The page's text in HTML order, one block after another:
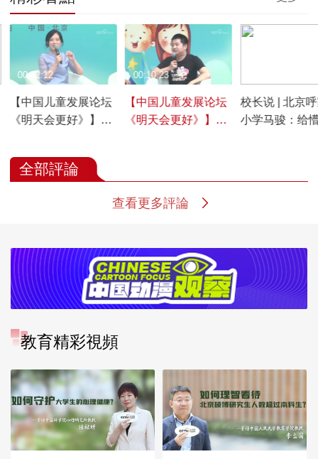
【中国儿童发展论坛
《明天会更好》】李
小孩发明的游戏可以
用真实游戏去替代
00:02:12
【中国儿童发展论坛
《明天会更好》】肖
00:10:23
校长说 | 北京
小学马骏：给
全部評論
查看更多評論
教育精彩視頻